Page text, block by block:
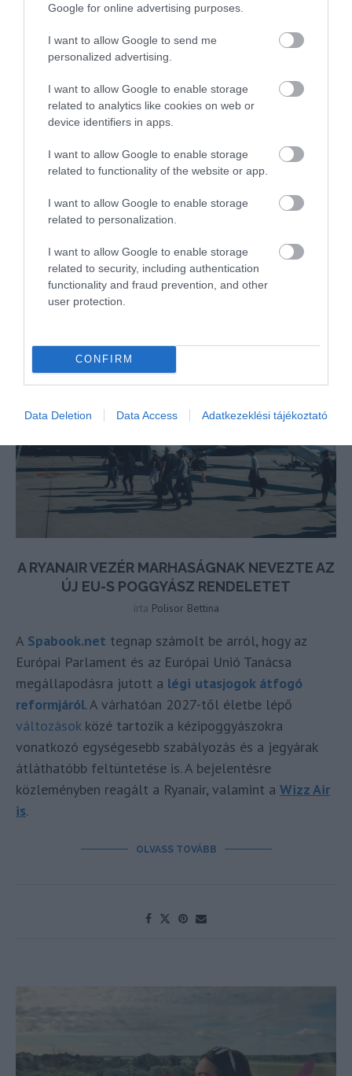
Google for online advertising purposes.
I want to allow Google to send me
personalized advertising.
I want to allow Google to enable storage
related to analytics like cookies on web or
device identifiers in apps.
I want to allow Google to enable storage
related to functionality of the website or app.
I want to allow Google to enable storage
related to personalization.
I want to allow Google to enable storage
related to security, including authentication
functionality and fraud prevention, and other
user protection.
CONFIRM
Data Deletion Data Access Adatkezeklési tájékoztató
írtaKassay Tamás
Az EU új rendelete alapján az alapjegyárnak
tartalmaznia kell 1 kis táska és 1 kézipoggyász díját,
ami váratlan dráguláshoz vezethet azon utasok
számára, akik jellemzően poggyász nélkül, vagy a
jelenlegi legkisebb kézipoggyásszal szoktak utazni. A
Ryanair után a Wizzair is reagált az új szabályokra.
A RYANAIR VEZÉR MARHASÁGNAK NEVEZTE AZ
ÚJ EU-S POGGYÁSZ RENDELETET
írta Polisor Bettina
A Spabook.net tegnap számolt be arról, hogy az
Európai Parlament és az Európai Unió Tanácsa
megállapodásra jutott a légi utasjogok átfogó
reformjáról. A várhatóan 2027-től életbe lépő
változások közé tartozik a kézipoggyászokra
vonatkozó egységesebb szabályozás és a jegyárak
átláthatóbb feltüntetése is. A bejelentésre
közleményben reagált a Ryanair, valamint a Wizz Air
is.
OLVASS TOVÁBB